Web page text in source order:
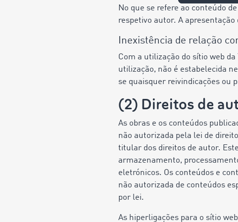
No que se refere ao conteúdo
respetivo autor. A
Inexistência de relação
Com a utilização do sítio web
utilização, não é estabelecida
se quaisquer reivindicações ou
(2) Direitos de
As obras e os conteúdos
não autorizada pela lei de
titular dos direitos de autor.
armazenamento,
eletrónicos. Os conteúdos e
não autorizada de conteúdos
por lei.
As hiperligações para o sítio